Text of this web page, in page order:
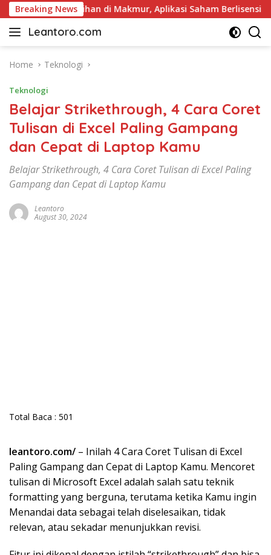
Skip
to
content
Breaking News
Pilihan di Makmur, Aplikasi Saham Berlisensi OJK
Leantoro.com
Jasa
Artikel,
dan
Digital
Marketing
–
Ciptakan
Membangun
Citra
Home Teknologi
Teknologi
Belajar Strikethrough, 4 Cara Coret
Tulisan di Excel Paling Gampang
dan Cepat di Laptop Kamu
Belajar Strikethrough, 4 Cara Coret Tulisan di Excel Paling
Gampang dan Cepat di Laptop Kamu
Leantoro
August 30, 2024
Total Baca : 501
leantoro.com/ – Inilah 4 Cara Coret Tulisan di Excel
Paling Gampang dan Cepat di Laptop Kamu. Mencoret
tulisan di Microsoft Excel adalah salah satu teknik
formatting yang berguna, terutama ketika Kamu ingin
Menandai data sebagai telah diselesaikan, tidak
relevan, atau sekadar menunjukkan revisi.